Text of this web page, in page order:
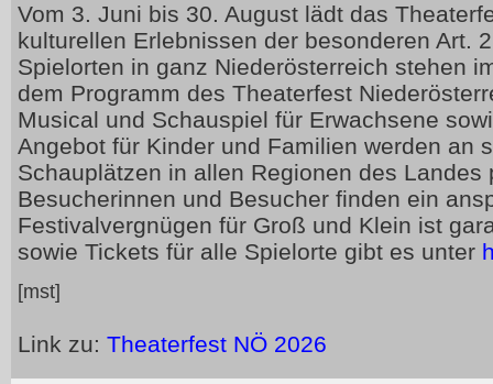
Vom 3. Juni bis 30. August lädt das
kulturellen Erlebnissen der besonderen Art.
Spielorten in ganz Niederösterreich stehen
dem Programm des Theaterfest
Musical und Schauspiel für Erwachsene
Angebot für Kinder und Familien werden an
Schauplätzen in allen Regionen des Landes
Besucherinnen und Besucher finden ein
Festivalvergnügen für Groß und Klein ist
sowie Tickets für alle Spielorte gibt es unter
[mst]
Link zu: Theaterfest NÖ 2026